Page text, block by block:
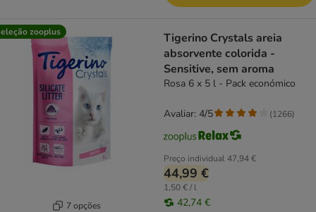
zooplus
7 opções
Tigerino Crystals areia
absorvente colorida -
Sensitive, sem aroma
Rosa 6 x 5 l - Pack económico
Preço individual47,94 €
44,99 €
1,50 € / l
42,74 €
Avaliar: 4/5 (1266)